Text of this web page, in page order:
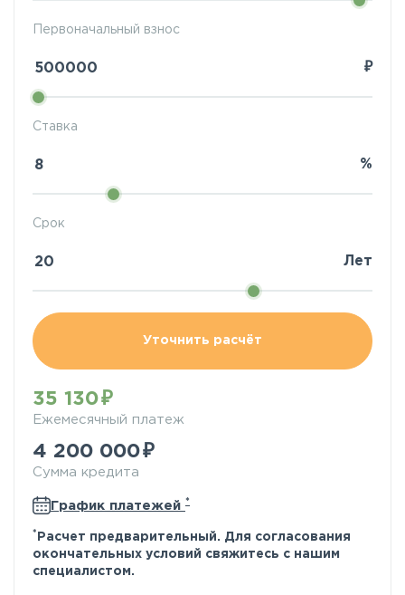
Ставка
%
Первоначальный взнос
₽
Срок
Лет
Уточнить расчёт
35 130
Ежемесячный платеж
4 200 000
Сумма кредита
График платежей *
* Расчет предварительный. Для согласования
окончательных условий свяжитесь с нашим
специалистом.